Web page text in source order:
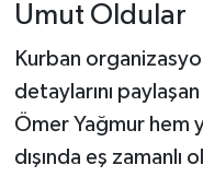
Umut Oldular
Kurban
detaylarını
Ömer Yağmur hem
dışında eş zamanlı